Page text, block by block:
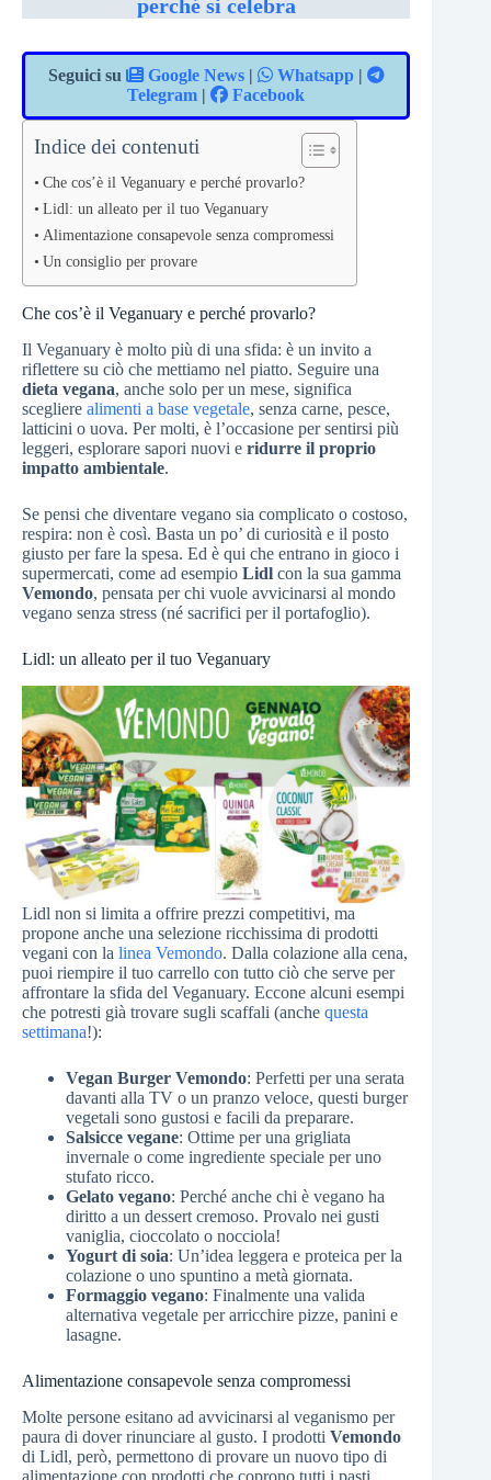
perché si celebra
Seguici su Google News| Whatsapp|
Telegram | Facebook
Indice dei contenuti
Che cos’è il Veganuary e perché provarlo?
Lidl: un alleato per il tuo Veganuary
Alimentazione consapevole senza compromessi
Un consiglio per provare
Che cos’è il Veganuary e perché provarlo?
Il Veganuary è molto più di una sfida: è un invito a
riflettere su ciò che mettiamo nel piatto. Seguire una
dieta vegana, anche solo per un mese, significa
scegliere alimenti a base vegetale, senza carne, pesce,
latticini o uova. Per molti, è l’occasione per sentirsi più
leggeri, esplorare sapori nuovi e ridurre il proprio
impatto ambientale.
Se pensi che diventare vegano sia complicato o costoso,
respira: non è così. Basta un po’ di curiosità e il posto
giusto per fare la spesa. Ed è qui che entrano in gioco i
supermercati, come ad esempio Lidl con la sua gamma
Vemondo, pensata per chi vuole avvicinarsi al mondo
vegano senza stress (né sacrifici per il portafoglio).
Lidl: un alleato per il tuo Veganuary
Lidl non si limita a offrire prezzi competitivi, ma
propone anche una selezione ricchissima di prodotti
vegani con la linea Vemondo. Dalla colazione alla cena,
puoi riempire il tuo carrello con tutto ciò che serve per
affrontare la sfida del Veganuary. Eccone alcuni esempi
che potresti già trovare sugli scaffali (anche questa
settimana!):
Vegan Burger Vemondo: Perfetti per una serata
davanti alla TV o un pranzo veloce, questi burger
vegetali sono gustosi e facili da preparare.
Salsicce vegane: Ottime per una grigliata
invernale o come ingrediente speciale per uno
stufato ricco.
Gelato vegano: Perché anche chi è vegano ha
diritto a un dessert cremoso. Provalo nei gusti
vaniglia, cioccolato o nocciola!
Yogurt di soia: Un’idea leggera e proteica per la
colazione o uno spuntino a metà giornata.
Formaggio vegano: Finalmente una valida
alternativa vegetale per arricchire pizze, panini e
lasagne.
Alimentazione consapevole senza compromessi
Molte persone esitano ad avvicinarsi al veganismo per
paura di dover rinunciare al gusto. I prodotti Vemondo
di Lidl, però, permettono di provare un nuovo tipo di
alimentazione con prodotti che coprono tutti i pasti,